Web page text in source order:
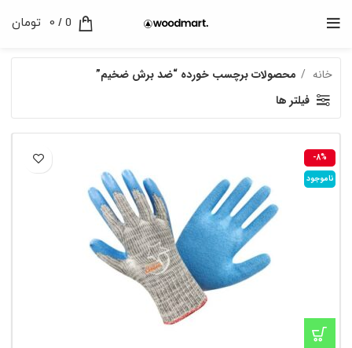
0
/
0 تومان
خانه
محصولات برچسب خورده “ضد برش ضخیم”
فیلتر ها
-8%
ناموجود